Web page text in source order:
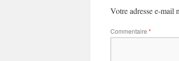
Votre adresse e-mail
Commentaire *